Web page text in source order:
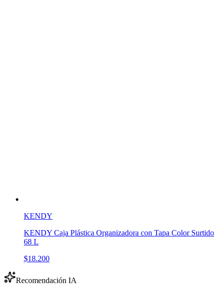
KENDY
KENDY Caja Plástica Organizadora con Tapa Color Surtido
68 L
$18.200
Recomendación IA